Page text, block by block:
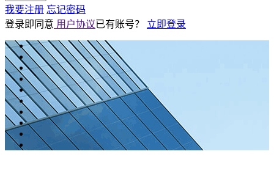
我要注册 忘记密码
登录即同意 用户协议已有账号？ 立即登录